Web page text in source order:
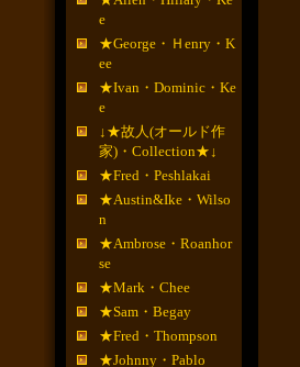
e
★George・Ｈenry・K
ee
★Ivan・Dominic・Ke
e
↓★故人(オールド作
家)・Collection★↓
★Fred・Peshlakai
★Austin&Ike・Wilso
n
★Ambrose・Roanhor
se
★Mark・Chee
★Sam・Begay
★Fred・Thompson
★Johnny・Pablo